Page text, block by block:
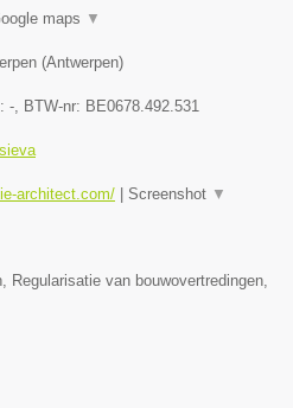
maps ▼
(Antwerpen)
- , BTW-nr: BE0678.492.531
architect.com/ | Screenshot ▼
Regularisatie van bouwovertredingen,